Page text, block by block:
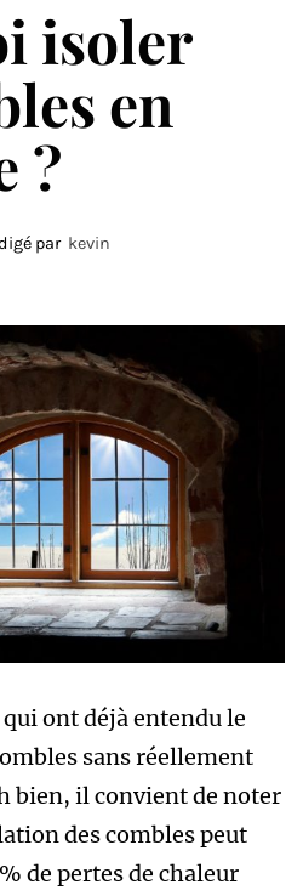
isoler
en
?
par kevin
ont déjà entendu le
sans réellement
bien, il convient de noter
des combles peut
de pertes de chaleur